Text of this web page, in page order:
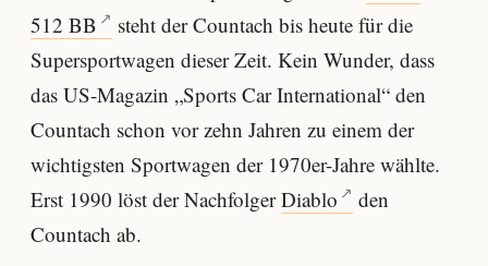
512 BB
steht der Countach bis heute für die
Supersportwagen dieser Zeit. Kein Wunder, dass
das US-Magazin „Sports Car International“ den
Countach schon vor zehn Jahren zu einem der
wichtigsten Sportwagen der 1970er-Jahre wählte.
Erst 1990 löst der NachfolgerDiablo
den
Countach ab.